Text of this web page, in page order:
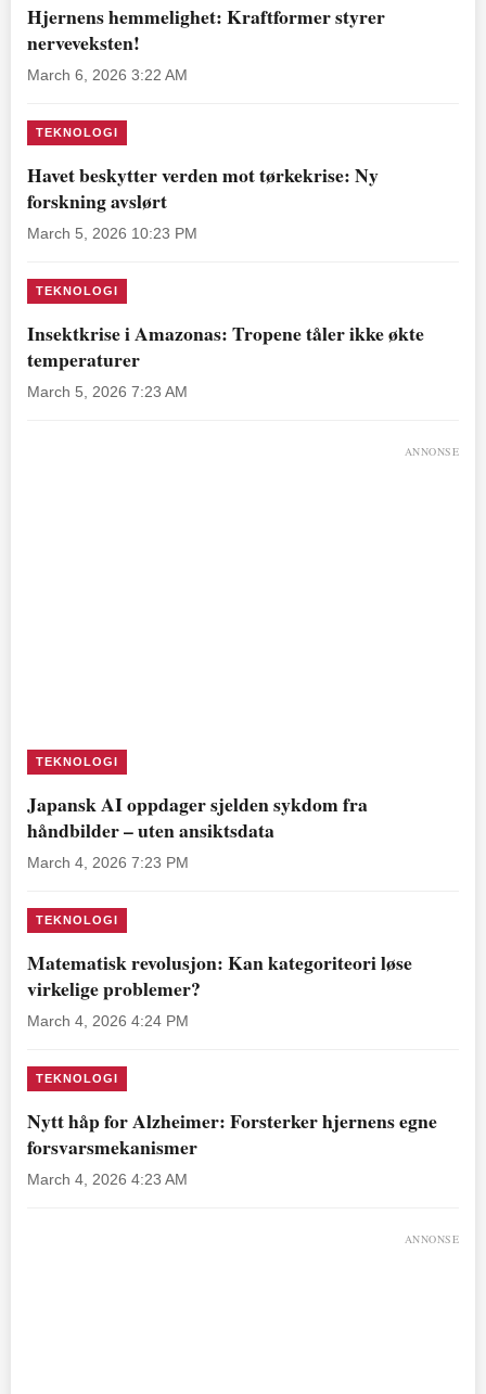
Hjernens hemmelighet: Kraftformer styrer
nerveveksten!
March 6, 2026 3:22 AM
TEKNOLOGI
Havet beskytter verden mot tørkekrise: Ny
forskning avslørt
March 5, 2026 10:23 PM
TEKNOLOGI
Insektkrise i Amazonas: Tropene tåler ikke økte
temperaturer
March 5, 2026 7:23 AM
ANNONSE
TEKNOLOGI
Japansk AI oppdager sjelden sykdom fra
håndbilder – uten ansiktsdata
March 4, 2026 7:23 PM
TEKNOLOGI
Matematisk revolusjon: Kan kategoriteori løse
virkelige problemer?
March 4, 2026 4:24 PM
TEKNOLOGI
Nytt håp for Alzheimer: Forsterker hjernens egne
forsvarsmekanismer
March 4, 2026 4:23 AM
ANNONSE